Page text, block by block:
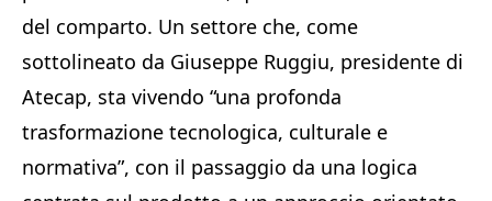
del comparto. Un settore che, come
sottolineato da Giuseppe Ruggiu, presidente di
Atecap, sta vivendo “una profonda
trasformazione tecnologica, culturale e
normativa”, con il passaggio da una logica